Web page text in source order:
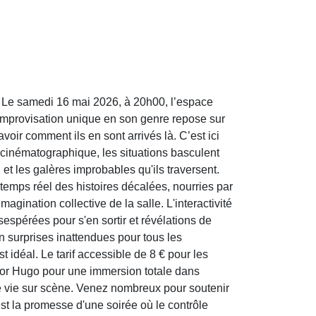
samedi 16 mai 2026, à 20h00, l’espace
unique en son genre repose sur
comment ils en sont arrivés là. C’est ici
les situations basculent
les galères improbables qu'ils traversent.
réel des histoires décalées, nourries par
collective de la salle. L'interactivité
pour s'en sortir et révélations de
surprises inattendues pour tous les
idéal. Le tarif accessible de 8 € pour les
Hugo pour une immersion totale dans
sur scène. Venez nombreux pour soutenir
la promesse d'une soirée où le contrôle